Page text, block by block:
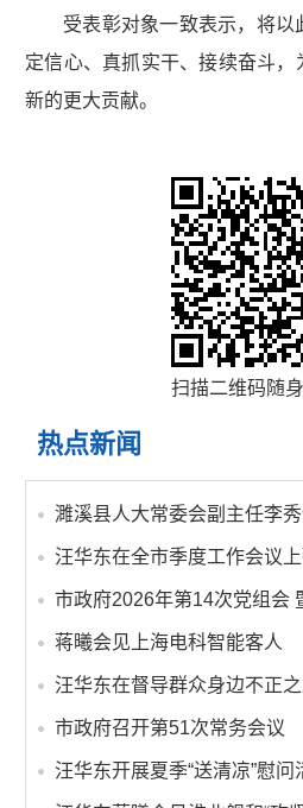
受表彰对象一致表示，将以
定信心、真抓实干、接续奋斗
新的更大贡献。
扫描二维码随
热点新闻
蒋曦会见上海电科智能客人
市政府召开第51次常务会议